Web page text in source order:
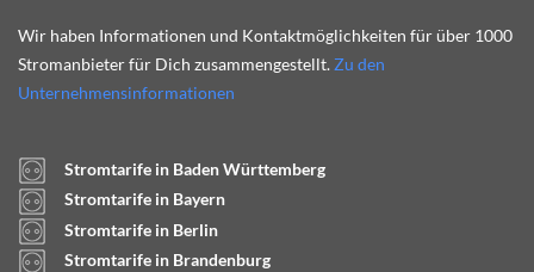
Wir haben Informationen und Kontaktmöglichkeiten für über 1000
Stromanbieter für Dich zusammengestellt. Zu den
Unternehmensinformationen
Stromtarife in Baden Württemberg
Stromtarife in Bayern
Stromtarife in Berlin
Stromtarife in Brandenburg